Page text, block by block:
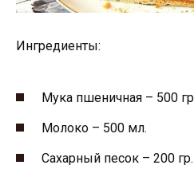
Ингредиенты:
Мука пшеничная – 500
Молоко – 500 мл.
Сахарный песок – 200 гр.